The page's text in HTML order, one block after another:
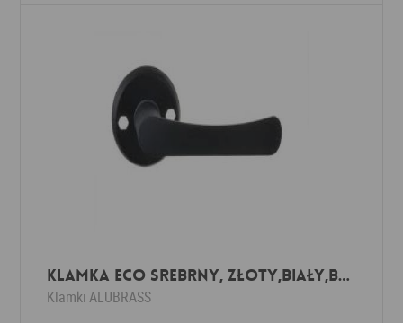
Klamka ECO srebrny, złoty,biały,brązowy
Klamki ALUBRASS